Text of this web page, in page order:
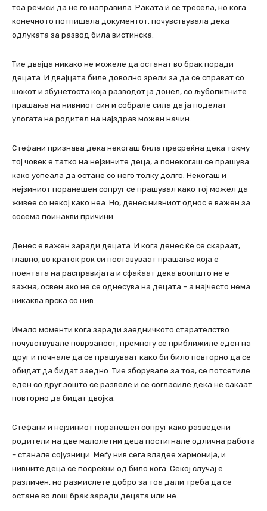
тоа речиси да не го направила. Раката ѝ се тресела, но кога
конечно го потпишала документот, почувствувала дека
одлуката за развод била вистинска.
Тие двајца никако не можеле да останат во брак поради
децата. И двајцата биле доволно зрели за да се справат со
шокот и збунетоста која разводот ја донел, со љубопитните
прашања на нивниот син и собрале сила да ја поделат
улогата на родител на најздрав можен начин.
Стефани признава дека некогаш била пресреќна дека токму
тој човек е татко на нејзините деца, а понекогаш се прашува
како успеала да остане со него толку долго. Некогаш и
нејзиниот поранешен сопруг се прашувал како тој можел да
живее со некој како неа. Но, денес нивниот однос е важен за
сосема поинакви причини.
Денес е важен заради децата. И кога денес ќе се скараат,
главно, во краток рок си поставуваат прашање која е
поентата на расправијата и сфаќаат дека воопшто не е
важна, освен ако не се однесува на децата – а најчесто нема
никаква врска со нив.
Имало моменти кога заради заедничкото старателство
почувствувале поврзаност, премногу се приближиле еден на
друг и почнале да се прашуваат како би било повторно да се
обидат да бидат заедно. Тие зборувале за тоа, се потсетиле
еден со друг зошто се развеле и се согласиле дека не сакаат
повторно да бидат двојка.
Стефани и нејзиниот поранешен сопруг како разведени
родители на две малолетни деца постигнале одлична работа
– станале сојузници. Меѓу нив сега владее хармонија, и
нивните деца се посреќни од било кога. Секој случај е
различен, но размислете добро за тоа дали треба да се
остане во лош брак заради децата или не.